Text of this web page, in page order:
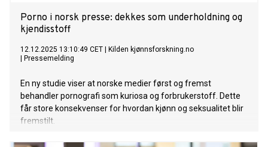
Porno i norsk presse: dekkes som underholdning og
kjendisstoff
12.12.2025 13:10:49 CET
Kilden kjønnsforskning.no
Pressemelding
En ny studie viser at norske medier først og fremst
behandler pornografi som kuriosa og forbrukerstoff. Dette
får store konsekvenser for hvordan kjønn og seksualitet blir
fremstilt.